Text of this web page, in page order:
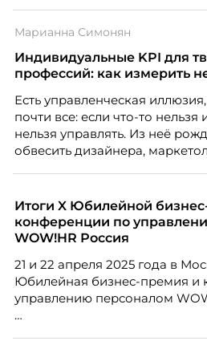
Марианна Симонян
Индивидуальные KPI для
профессий: как измерить
Есть управленческая
почти все: если что-то нельзя
нельзя управлять. Из неё
обвесить дизайнера,
Проблема в том, что так мы
а движение. А творческая
случай, где движение и
Итоги X Юбилейной
конференции по
WOW!HR Россия
21 и 22 апреля 2025 года в
Юбилейная бизнес-премия и
управлению персоналом